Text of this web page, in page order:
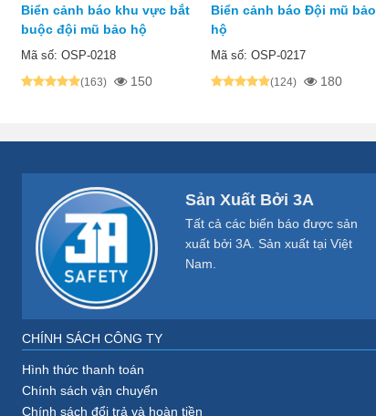
Biển cảnh báo khu vực bắt
buộc đội mũ bảo hộ
Mã số: OSP-0218
(163) 150
Biển cảnh báo Đội mũ bảo
hộ
Mã số: OSP-0217
(124) 180
Sản Xuất Bởi 3A
Tất cả các biển báo được sản
xuất bởi 3A. Sản xuất tại Việt
Nam.
CHÍNH SÁCH CÔNG TY
Hình thức thanh toán
Chính sách vận chuyển
Chính sách đổi trả và hoàn tiền